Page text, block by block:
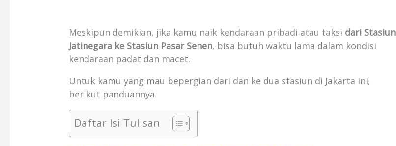
Meskipun demikian, jika kamu naik kendaraan pribadi atau taksi dari Stasiun
Jatinegara ke Stasiun Pasar Senen, bisa butuh waktu lama dalam kondisi
kendaraan padat dan macet.
Untuk kamu yang mau bepergian dari dan ke dua stasiun di Jakarta ini,
berikut panduannya.
Daftar Isi Tulisan